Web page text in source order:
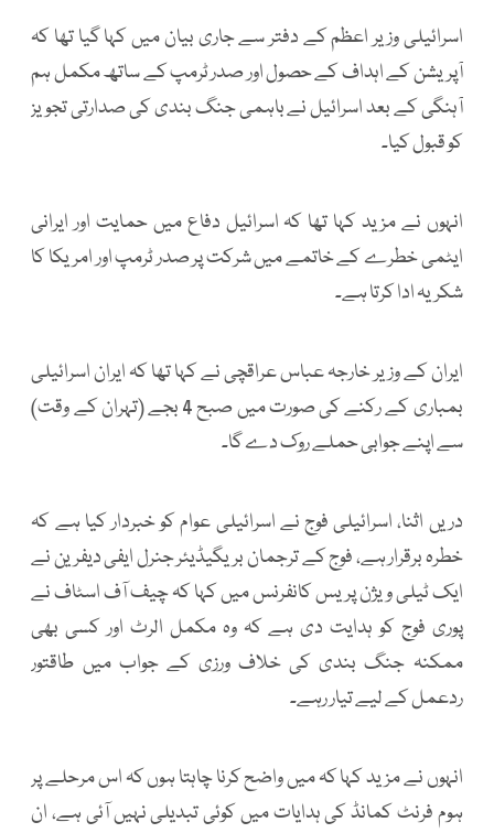
اسرائیلی وزیر اعظم کے دفتر سے جاری بیان میں کہا گیا تھا کہ
آپریشن کے اہداف کے حصول اور صدر ٹرمپ کے ساتھ مکمل ہم
آہنگی کے بعد اسرائیل نے باہمی جنگ بندی کی صدارتی تجویز
کو قبول کیا۔
انہوں نے مزید کہا تھا کہ اسرائیل دفاع میں حمایت اور ایرانی
ایٹمی خطرے کے خاتمے میں شرکت پر صدر ٹرمپ اور امریکا کا
شکریہ ادا کرتا ہے۔
ایران کے وزیر خارجہ عباس عراقچی نے کہا تھا کہ ایران اسرائیلی
بمباری کے رکنے کی صورت میں صبح 4 بجے (تہران کے وقت)
سے اپنے جوابی حملے روک دے گا۔
دریں اثنا، اسرائیلی فوج نے اسرائیلی عوام کو خبردار کیا ہے کہ
خطرہ برقرار ہے، فوج کے ترجمان بریگیڈیئر جنرل ایفی دیفرین نے
ایک ٹیلی ویژن پریس کانفرنس میں کہا کہ چیف آف اسٹاف نے
پوری فوج کو ہدایت دی ہے کہ وہ مکمل الرٹ اور کسی بھی
ممکنہ جنگ بندی کی خلاف ورزی کے جواب میں طاقتور
ردعمل کے لیے تیار رہے۔
انہوں نے مزید کہا کہ میں واضح کرنا چاہتا ہوں کہ اس مرحلے پر
ہوم فرنٹ کمانڈ کی ہدایات میں کوئی تبدیلی نہیں آئی ہے، ان